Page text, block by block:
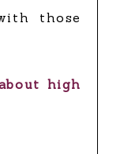
those
high